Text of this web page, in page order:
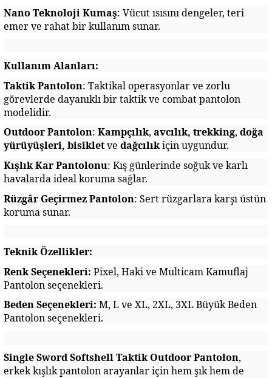
Nano Teknoloji Kumaş: Vücut ısısını dengeler, teri
emer ve rahat bir kullanım sunar.
Kullanım Alanları:
Taktik Pantolon: Taktikal operasyonlar ve zorlu
görevlerde dayanıklı bir taktik ve combat pantolon
modelidir.
Outdoor Pantolon: Kampçılık, avcılık, trekking, doğa
yürüyüşleri, bisikletve dağcılıkiçin uygundur.
Kışlık Kar Pantolonu: Kış günlerinde soğuk ve karlı
havalarda ideal koruma sağlar.
Rüzgâr Geçirmez Pantolon: Sert rüzgarlara karşı üstün
koruma sunar.
Teknik Özellikler:
Renk Seçenekleri: Pixel, Haki ve Multicam Kamuflaj
Pantolon seçenekleri.
Beden Seçenekleri: M, L ve XL, 2XL, 3XL Büyük Beden
Pantolon seçenekleri.
Single Sword Softshell Taktik Outdoor Pantolon,
erkek kışlık pantolon arayanlar için hem şık hem de